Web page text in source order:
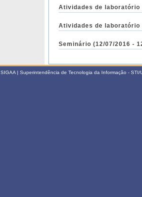
Atividades de laboratório
Atividades de laboratório
Seminário (12/07/2016 -
SIGAA | Superintendência de Tecnologia da Informação -